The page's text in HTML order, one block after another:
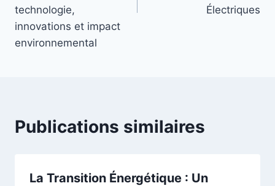
technologie,
innovations et impact
environnemental
Électriques
Publications similaires
La Transition Énergétique : Un